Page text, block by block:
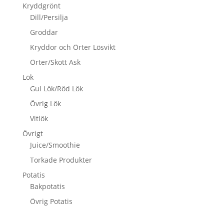
Kryddgrönt
Dill/Persilja
Groddar
Kryddor och Örter Lösvikt
Örter/Skott Ask
Lök
Gul Lök/Röd Lök
Övrig Lök
Vitlök
Övrigt
Juice/Smoothie
Torkade Produkter
Potatis
Bakpotatis
Övrig Potatis